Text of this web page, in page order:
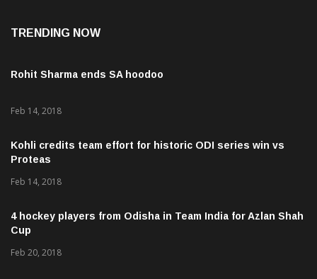
TRENDING NOW
Rohit Sharma ends SA hoodoo
Feb 14, 2018
Kohli credits team effort for historic ODI series win vs
Proteas
Feb 14, 2018
4 hockey players from Odisha in Team India for Azlan Shah
Cup
Feb 20, 2018